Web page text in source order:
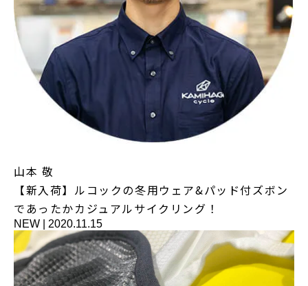
山本 敬
【新入荷】ルコックの冬用ウェア&パッド付ズボン
であったかカジュアルサイクリング！
NEW 2020.11.15